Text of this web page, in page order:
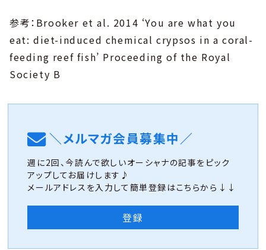
参考：Brooker et al. 2014 ‘You are what you
eat: diet-induced chemical crypsos in a coral-
feeding reef fish’ Proceeding of the Royal
Society B
＼メルマガ会員募集中／
週に2回、今読んで欲しいオーシャナの記事をピック
アップしてお届けします♪
メールアドレスを入力して簡単登録はこちらから↓↓
登録